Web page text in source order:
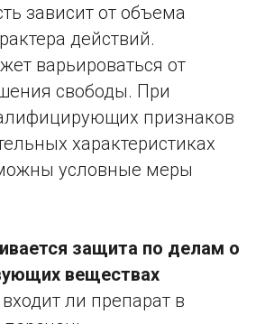
зависит от объема
действий.
варьироваться от
свободы. При
признаков
характеристиках
условные меры
защита по делам о
веществах
ли препарат в